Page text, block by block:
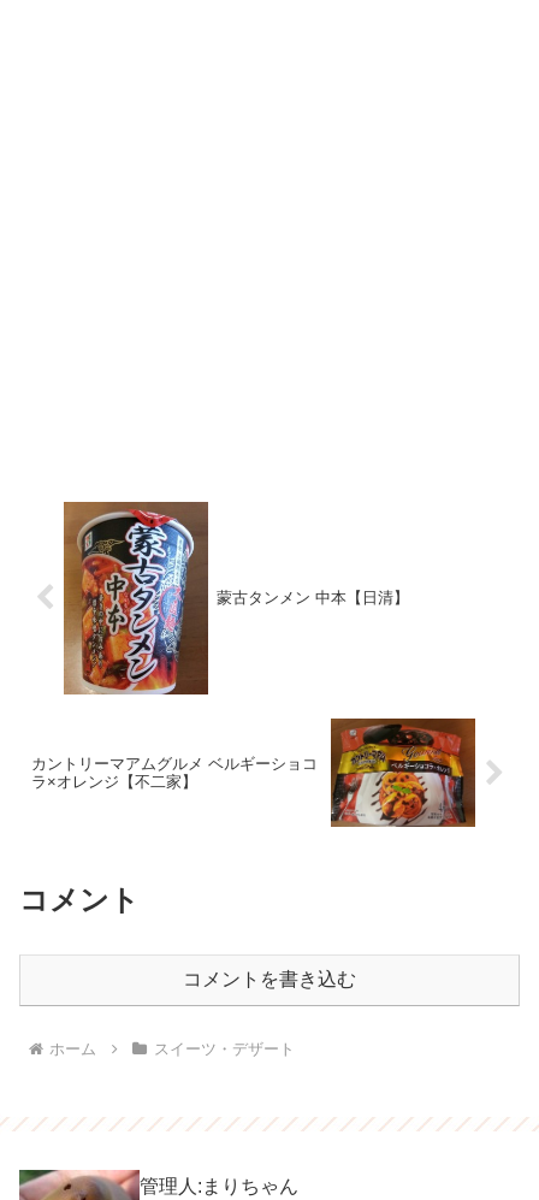
蒙古タンメン 中本【日清】
カントリーマアムグルメ ベルギーショコ
ラ×オレンジ【不二家】
コメント
コメントを書き込む
ホーム スイーツ・デザート
管理人:まりちゃん